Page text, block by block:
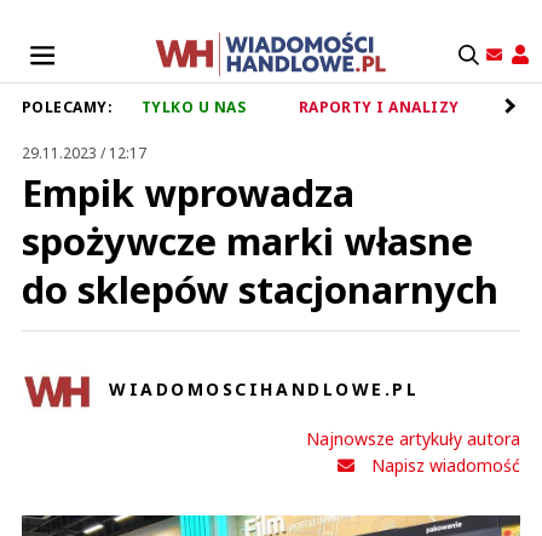
POLECAMY: TYLKO U NAS RAPORTY I ANALIZY
29.11.2023 / 12:17
Empik wprowadza
spożywcze marki własne
do sklepów stacjonarnych
WIADOMOSCIHANDLOWE.PL
Najnowsze artykuły autora
Napisz wiadomość